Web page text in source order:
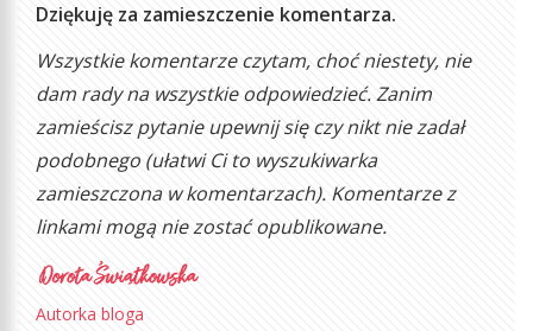
Dziękuję za zamieszczenie komentarza.
Wszystkie komentarze czytam, choć niestety, nie
dam rady na wszystkie odpowiedzieć. Zanim
zamieścisz pytanie upewnij się czy nikt nie zadał
podobnego (ułatwi Ci to wyszukiwarka
zamieszczona w komentarzach). Komentarze z
linkami mogą nie zostać opublikowane.
Autorka bloga